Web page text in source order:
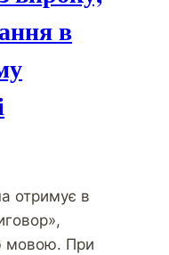
в
отримує в
мовою. При